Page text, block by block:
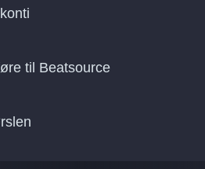
til Beatsource